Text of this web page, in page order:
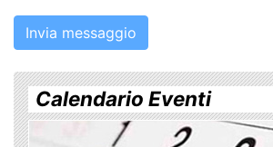
Invia messaggio
Calendario Eventi